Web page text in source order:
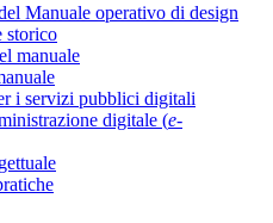
Manuale operativo di design
storico
manuale
i servizi pubblici digitali
digitale (e-